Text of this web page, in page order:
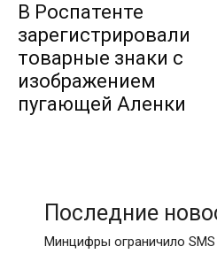
В Роспатенте
зарегистрировали
товарные знаки с
изображением
пугающей Аленки
Последние
Минцифры ограничило